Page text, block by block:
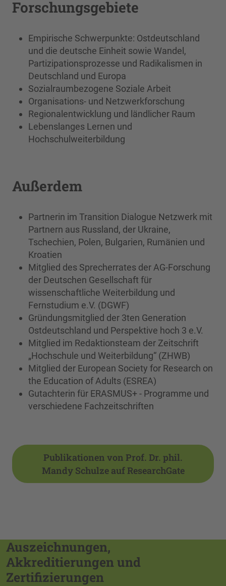
Forschungsgebiete
Empirische Schwerpunkte: Ostdeutschland
und die deutsche Einheit sowie Wandel,
Partizipationsprozesse und Radikalismen in
Deutschland und Europa
Sozialraumbezogene Soziale Arbeit
Organisations- und Netzwerkforschung
Regionalentwicklung und ländlicher Raum
Lebenslanges Lernen und
Hochschulweiterbildung
Außerdem
Partnerin im Transition Dialogue Netzwerk mit
Partnern aus Russland, der Ukraine,
Tschechien, Polen, Bulgarien, Rumänien und
Kroatien
Mitglied des Sprecherrates der AG-Forschung
der Deutschen Gesellschaft für
wissenschaftliche Weiterbildung und
Fernstudium e.V. (DGWF)
Gründungsmitglied der 3ten Generation
Ostdeutschland und Perspektive hoch 3 e.V.
Mitglied im Redaktionsteam der Zeitschrift
„Hochschule und Weiterbildung“ (ZHWB)
Mitglied der European Society for Research on
the Education of Adults (ESREA)
Gutachterin für ERASMUS+ - Programme und
verschiedene Fachzeitschriften
Publikationen von Prof. Dr. phil.
Mandy Schulze auf ResearchGate
Auszeichnungen,
Akkreditierungen und
Zertifizierungen